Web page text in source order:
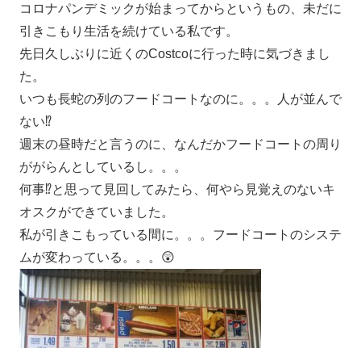
コロナパンデミックが始まってからというもの、未だに
引きこもり生活を続けている私です。
先日久しぶりに近くのCostcoに行った時に気づきまし
た。
いつも長蛇の列のフードコートなのに。。。人が並んで
ない⁉
週末の昼時だと言うのに、なんだかフードコートの周り
ががらんとしているし。。。
何事⁉と思って見回してみたら、何やら見覚えのないキ
オスクができていました。
私が引きこもっている間に。。。フードコートのシステ
ムが変わっている。。。😲